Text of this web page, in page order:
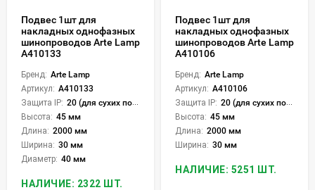
Подвес 1шт для
накладных однофазных
шинопроводов Arte Lamp
A410133
Бренд: Arte Lamp
Артикул: A410133
Защита IP: 20 (для сухих пом.)
Высота: 45 мм
Длина: 2000 мм
Ширина: 30 мм
Диаметр: 40 мм
НАЛИЧИЕ: 2322 ШТ.
Подвес 1шт для
накладных однофазных
шинопроводов Arte Lamp
A410106
Бренд: Arte Lamp
Артикул: A410106
Защита IP: 20 (для сухих пом.)
Высота: 45 мм
Длина: 2000 мм
Ширина: 30 мм
НАЛИЧИЕ: 5251 ШТ.